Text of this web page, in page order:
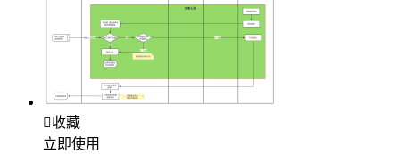
收藏
立即使用